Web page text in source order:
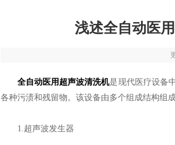
浅述全自动医
全自动医用超声波清洗机是现代医疗设备
各种污渍和残留物。该设备由多个组成结构组
1.超声波发生器